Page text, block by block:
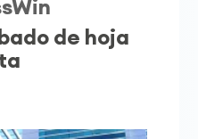
de hoja